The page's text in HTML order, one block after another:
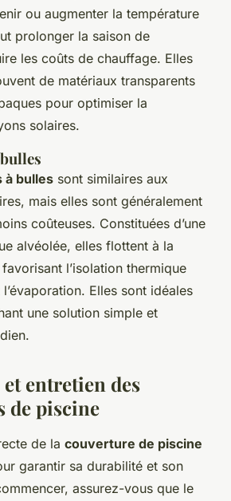
ou augmenter la température
prolonger la saison de
les coûts de chauffage. Elles
de matériaux transparents
pour optimiser la
solaires.
à bulles sont similaires aux
mais elles sont généralement
coûteuses. Constituées d’une
alvéolée, elles flottent à la
favorisant l’isolation thermique
Elles sont idéales
une solution simple et
entretien des
de piscine
de la couverture de piscine
garantir sa durabilité et son
assurez-vous que le